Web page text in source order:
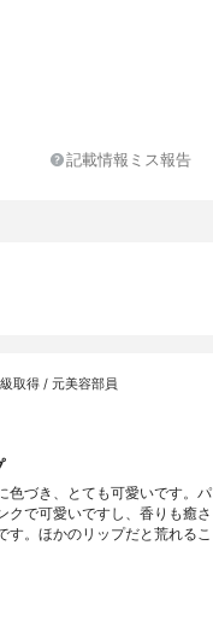
ージリノール酸（フィト
）、トリメリト酸トリ
シリカ、ポリエチレン、
エトキシシラン、メチコ
記載情報ミス報告
取得 / 元美容部員
色づき、とても可愛いです。パ
クで可愛いですし、香りも癒さ
す。ほかのリップだと荒れるこ